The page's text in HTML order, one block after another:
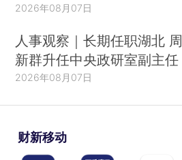
2026年08月07日
人事观察｜长期任职湖北 周
新群升任中央政研室副主任
2026年08月07日
财新移动